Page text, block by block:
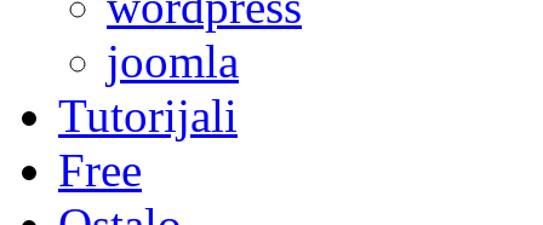
joomla
Tutorijali
Free